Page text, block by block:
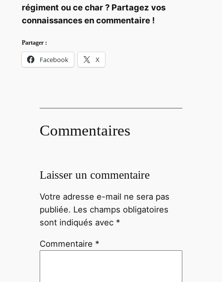
régiment ou ce char ? Partagez vos
connaissances en commentaire !
Partager :
Facebook X
Commentaires
Laisser un commentaire
Votre adresse e-mail ne sera pas
publiée. Les champs obligatoires
sont indiqués avec *
Commentaire *